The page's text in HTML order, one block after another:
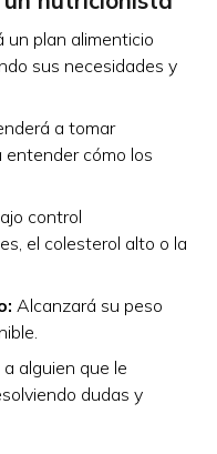
un plan alimenticio
sus necesidades y
a tomar
entender cómo los
control
el colesterol alto o la
Alcanzará su peso
a alguien que le
dudas y